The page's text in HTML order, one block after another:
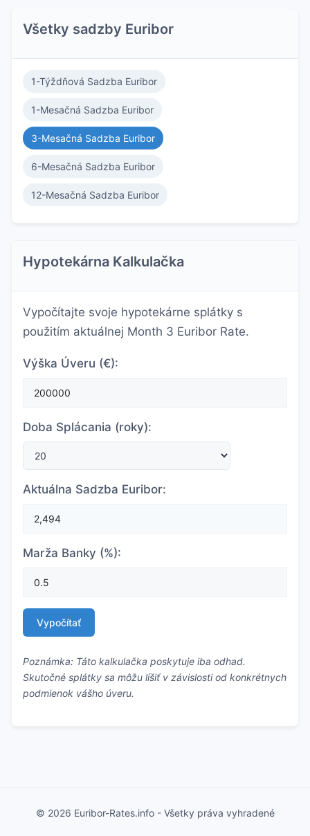
Všetky sadzby Euribor
1-Týždňová Sadzba Euribor
1-Mesačná Sadzba Euribor
3-Mesačná Sadzba Euribor
6-Mesačná Sadzba Euribor
12-Mesačná Sadzba Euribor
Hypotekárna Kalkulačka
Vypočítajte svoje hypotekárne splátky s
použitím aktuálnej Month 3 Euribor Rate.
Výška Úveru (€):
Doba Splácania (roky):
Aktuálna Sadzba Euribor:
Marža Banky (%):
Vypočítať
Poznámka: Táto kalkulačka poskytuje iba odhad.
Skutočné splátky sa môžu líšiť v závislosti od konkrétnych
podmienok vášho úveru.
© 2026 Euribor-Rates.info - Všetky práva vyhradené